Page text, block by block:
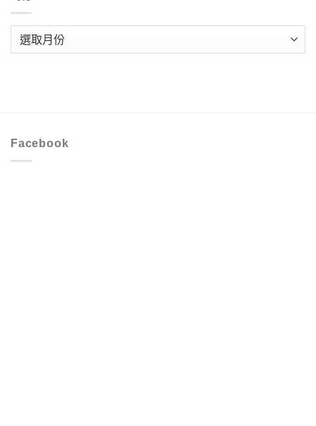
Facebook